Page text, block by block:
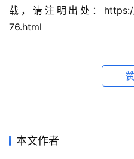
载，请注明出处：
76.html
本文作者